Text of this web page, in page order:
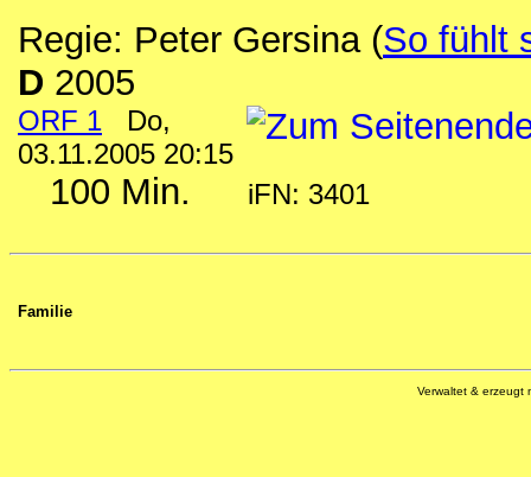
Regie: Peter Gersina(So fühlt
D 2005
ORF 1
Do,
03.11.2005 20:15
100 Min. iFN: 3401
Familie
Verwaltet &